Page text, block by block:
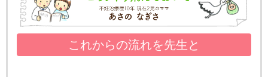
これからの流れを先生と